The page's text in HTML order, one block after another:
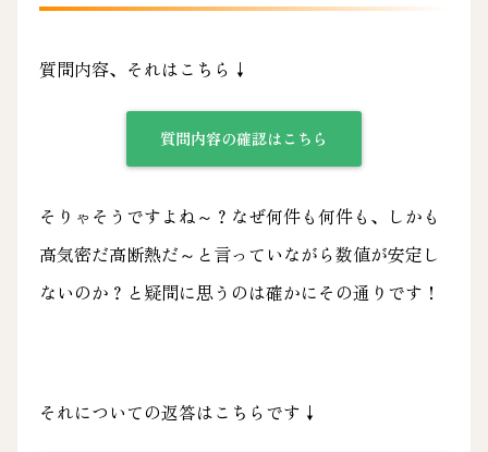
質問内容、それはこちら↓
質問内容の確認はこちら
そりゃそうですよね～？なぜ何件も何件も、しかも
高気密だ高断熱だ～と言っていながら数値が安定し
ないのか？と疑問に思うのは確かにその通りです！
それについての返答はこちらです↓